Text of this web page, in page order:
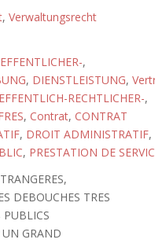
, Verwaltungsrecht
,
, DIENSTLEISTUNG,
RECHTLICHER-,
, Contrat, CONTRAT
, DROIT ADMINISTRATIF,
, PRESTATION DE
DEBOUCHES TRES
PUBLICS
GRAND